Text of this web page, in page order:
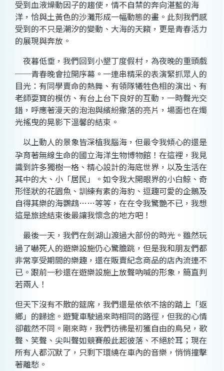
受到血液燥動因子的趨使， 情不自禁的奔向湛藍的海
洋， 恰與土黃色的沙灘形成一幅動態的畫。 此刻我們感
受到的不只是潮汐的變動、大海的天籟， 更是青春活力
的展現與奔放。
夜暮低垂， 我們回到小墾丁度假村， 為夜晚的重頭戲
──青春晚會拉開序幕。 一連串精采的表演緊抓眾人的
目光： 有同學賣命的熱舞、有領隊犧牲色相的演出、有
老師耍寶的模仿、有台上台下良好的互動， 一時聲光交
錯， 呼應著漫天的泡泡與繽紛撒落的亮片，場面也在燭
光搖曳的晃影下溫馨的結束。
以上動人的景象皆深植我腦海， 但最令我傾心的還是
孕育著無線生命的國立海洋生物博物館！ 在這裡， 我見
識到許多獨樹一格、精心設計的海底世界， 以及生活在
其中的大、小「居民 」。 如令我大開眼界的小白鯨、奇
形怪狀的花園魚、訓練有素的海豹、逗趣可愛的企鵝及
自得其樂的海鸚鵡……等等， 在在令我驚艷不已， 我想
這是旅途結束後最讓我懷念的地方吧！
最後一天 ， 我們在劍湖山渡過大部份的時光。雖然玩
過了嚇死人的遊樂設施仍心驚膽跳 ， 但是我和朋友們都
非常享受期間的樂趣， 還在販賣紀念商品的店內流連不
已。 跟前一秒還在遊樂設施上放聲吶喊的形象， 簡直判
若兩人！
但天下沒有不散的筵席 ， 我們還是依依不捨的踏上「返
鄉」的歸途。 遊覽車駛過來時相同的路徑， 但我的心情
卻截然不同 。 剛來時 ， 我們彷彿是初獲自由的鳥兒 ， 歌
聲、笑聲、尖叫聲如競賽般此起彼落、不絕於耳； 現在
所有人都沉默了 ， 只剩下環繞在車內的音樂 ， 悄悄撞擊
著離愁。